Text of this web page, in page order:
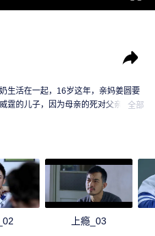
生活在一起，16岁这年，亲妈姜圆要
霆的儿子，因为母亲的死对父亲一直
全部
上瘾_03